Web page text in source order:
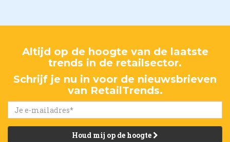
Altijd op de hoogte van de laatste
trends in de retailsector.
Schrijf je nu in voor de nieuwsbrieven
van RetailTrends.
Houd mij op de hoogte